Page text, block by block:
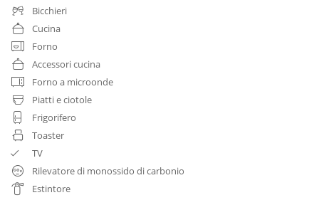
Bicchieri
Cucina
Forno
Accessori cucina
Forno a microonde
Piatti e ciotole
Frigorifero
Toaster
TV
Rilevatore di monossido di carbonio
Estintore